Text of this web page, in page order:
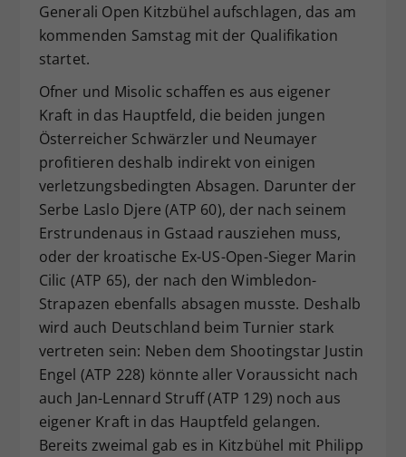
Generali Open Kitzbühel aufschlagen, das am
kommenden Samstag mit der Qualifikation
startet.
Ofner und Misolic schaffen es aus eigener
Kraft in das Hauptfeld, die beiden jungen
Österreicher Schwärzler und Neumayer
profitieren deshalb indirekt von einigen
verletzungsbedingten Absagen. Darunter der
Serbe Laslo Djere (ATP 60), der nach seinem
Erstrundenaus in Gstaad rausziehen muss,
oder der kroatische Ex-US-Open-Sieger Marin
Cilic (ATP 65), der nach den Wimbledon-
Strapazen ebenfalls absagen musste. Deshalb
wird auch Deutschland beim Turnier stark
vertreten sein: Neben dem Shootingstar Justin
Engel (ATP 228) könnte aller Voraussicht nach
auch Jan-Lennard Struff (ATP 129) noch aus
eigener Kraft in das Hauptfeld gelangen.
Bereits zweimal gab es in Kitzbühel mit Philipp